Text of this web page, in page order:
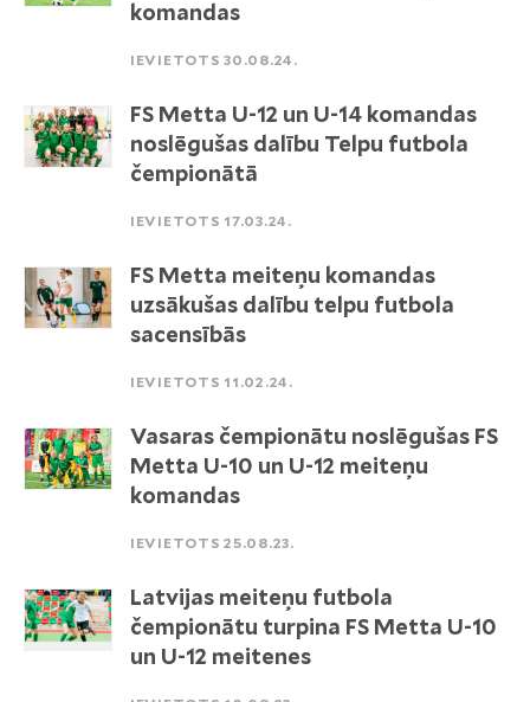
komandas
IEVIETOTS 30.08.24.
FS Metta U-12 un U-14 komandas
noslēgušas dalību Telpu futbola
čempionātā
IEVIETOTS 17.03.24.
FS Metta meiteņu komandas
uzsākušas dalību telpu futbola
sacensībās
IEVIETOTS 11.02.24.
Vasaras čempionātu noslēgušas FS
Metta U-10 un U-12 meiteņu
komandas
IEVIETOTS 25.08.23.
Latvijas meiteņu futbola
čempionātu turpina FS Metta U-10
un U-12 meitenes